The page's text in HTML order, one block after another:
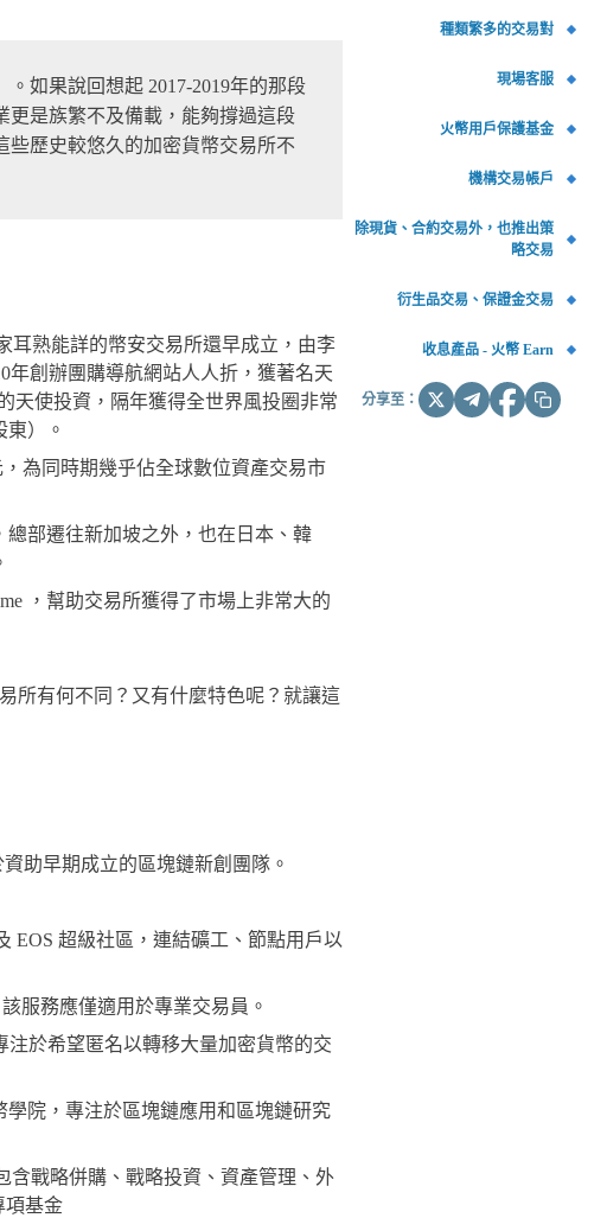
如果說回想起 2017-2019年的那段
更是族繁不及備載，能夠撐過這段
歷史較悠久的加密貨幣交易所不
耳熟能詳的幣安交易所還早成立，由李
年創辦團購導航網站人人折，獲著名天
天使投資，隔年獲得全世界風投圈非常
）。
為同時期幾乎佔全球數位資產交易市
部遷往新加坡之外，也在日本、韓
，幫助交易所獲得了市場上非常大的
所有何不同？又有什麼特色呢？就讓這
助早期成立的區塊鏈新創團隊。
EOS 超級社區，連結礦工、節點用戶以
服務應僅適用於專業交易員。
注於希望匿名以轉移大量加密貨幣的交
院，專注於區塊鏈應用和區塊鏈研究
含戰略併購、戰略投資、資產管理、外
項基金
種類繁多的交易對
現場客服
火幣用戶保護基金
機構交易帳戶
除現貨、合約交易外，也推出策
略交易
衍生品交易、保證金交易
收息產品 - 火幣 Earn
分享至：